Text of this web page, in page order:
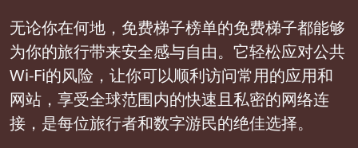
无论你在何地，免费梯子榜单的免费梯子都能够
为你的旅行带来安全感与自由。它轻松应对公共
Wi-Fi的风险，让你可以顺利访问常用的应用和
网站，享受全球范围内的快速且私密的网络连
接，是每位旅行者和数字游民的绝佳选择。